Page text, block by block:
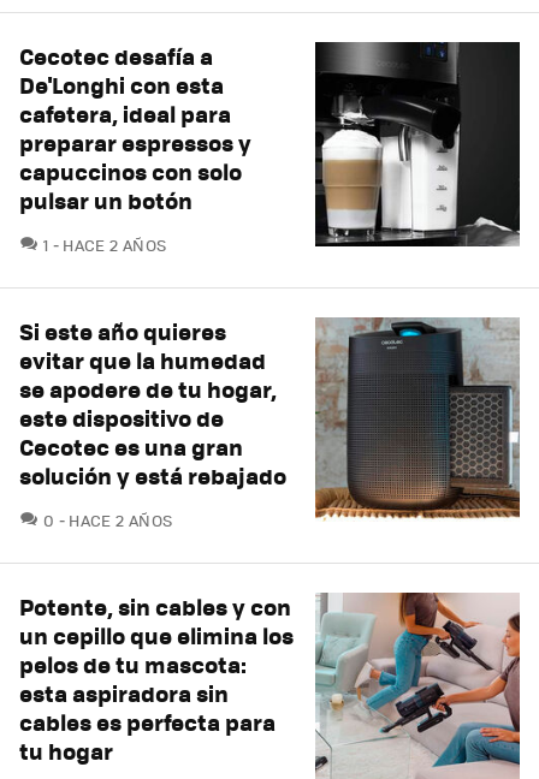
Cecotec desafía a
De'Longhi con esta
cafetera, ideal para
preparar espressos y
capuccinos con solo
pulsar un botón
1 COMENTARIOS
HACE 2 AÑOS
Si este año quieres
evitar que la humedad
se apodere de tu hogar,
este dispositivo de
Cecotec es una gran
solución y está rebajado
0 COMENTARIOS
HACE 2 AÑOS
Potente, sin cables y con
un cepillo que elimina los
pelos de tu mascota:
esta aspiradora sin
cables es perfecta para
tu hogar